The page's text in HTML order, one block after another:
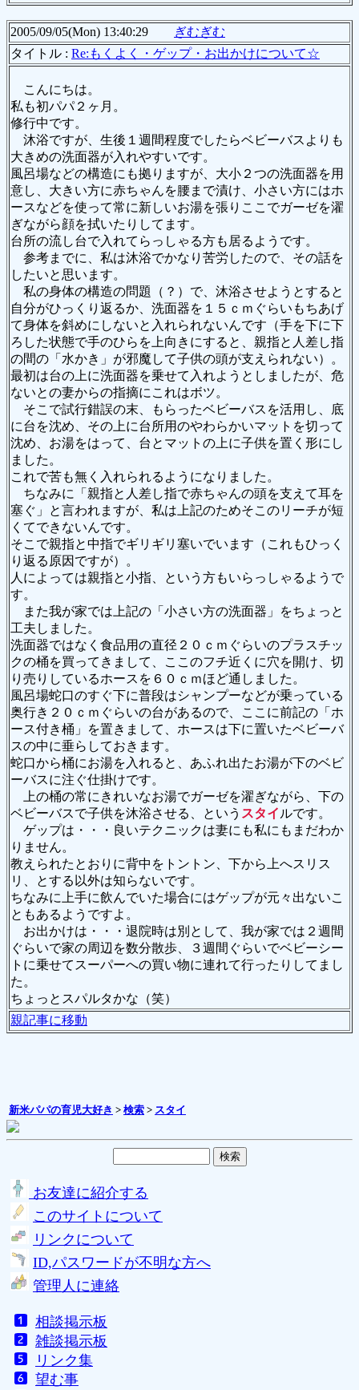
2005/09/05(Mon) 13:40:29
ぎむぎむ
タイトル : Re:もくよく・ゲップ・お出かけについて☆
こんにちは。
私も初パパ２ヶ月。
修行中です。
沐浴ですが、生後１週間程度でしたらベビーバスよりも
大きめの洗面器が入れやすいです。
風呂場などの構造にも拠りますが、大小２つの洗面器を用
意し、大きい方に赤ちゃんを腰まで漬け、小さい方にはホ
ースなどを使って常に新しいお湯を張りここでガーゼを濯
ぎながら顔を拭いたりしてます。
台所の流し台で入れてらっしゃる方も居るようです。
参考までに、私は沐浴でかなり苦労したので、その話を
したいと思います。
私の身体の構造の問題（？）で、沐浴させようとすると
自分がひっくり返るか、洗面器を１５ｃｍぐらいもちあげ
て身体を斜めにしないと入れられないんです（手を下に下
ろした状態で手のひらを上向きにすると、親指と人差し指
の間の「水かき」が邪魔して子供の頭が支えられない）。
最初は台の上に洗面器を乗せて入れようとしましたが、危
ないとの妻からの指摘にこれはボツ。
そこで試行錯誤の末、もらったベビーバスを活用し、底
に台を沈め、その上に台所用のやわらかいマットを切って
沈め、お湯をはって、台とマットの上に子供を置く形にし
ました。
これで苦も無く入れられるようになりました。
ちなみに「親指と人差し指で赤ちゃんの頭を支えて耳を
塞ぐ」と言われますが、私は上記のためそこのリーチが短
くてできないんです。
そこで親指と中指でギリギリ塞いでいます（これもひっく
り返る原因ですが）。
人によっては親指と小指、という方もいらっしゃるようで
す。
また我が家では上記の「小さい方の洗面器」をちょっと
工夫しました。
洗面器ではなく食品用の直径２０ｃｍぐらいのプラスチッ
クの桶を買ってきまして、ここのフチ近くに穴を開け、切
り売りしているホースを６０ｃｍほど通しました。
風呂場蛇口のすぐ下に普段はシャンプーなどが乗っている
奥行き２０ｃｍぐらいの台があるので、ここに前記の「ホ
ース付き桶」を置きまして、ホースは下に置いたベビーバ
スの中に垂らしておきます。
蛇口から桶にお湯を入れると、あふれ出たお湯が下のベビ
ーバスに注ぐ仕掛けです。
上の桶の常にきれいなお湯でガーゼを濯ぎながら、下の
ベビーバスで子供を沐浴させる、という スタイ ルです。
ゲップは・・・良いテクニックは妻にも私にもまだわか
りません。
教えられたとおりに背中をトントン、下から上へスリス
リ、とする以外は知らないです。
ちなみに上手に飲んでいた場合にはゲップが元々出ないこ
ともあるようですよ。
お出かけは・・・退院時は別として、我が家では２週間
ぐらいで家の周辺を数分散歩、３週間ぐらいでベビーシー
トに乗せてスーパーへの買い物に連れて行ったりしてまし
た。
ちょっとスパルタかな（笑）
親記事に移動
新米パパの育児大好き > 検索 > スタイ
お友達に紹介する
このサイトについて
リンクについて
ID,パスワードが不明な方へ
管理人に連絡
相談掲示板
雑談掲示板
リンク集
望む事